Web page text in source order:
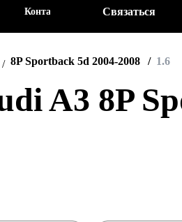
Контакты Связаться
8P Sportback 5d 2004-2008 1.6
A3 8P